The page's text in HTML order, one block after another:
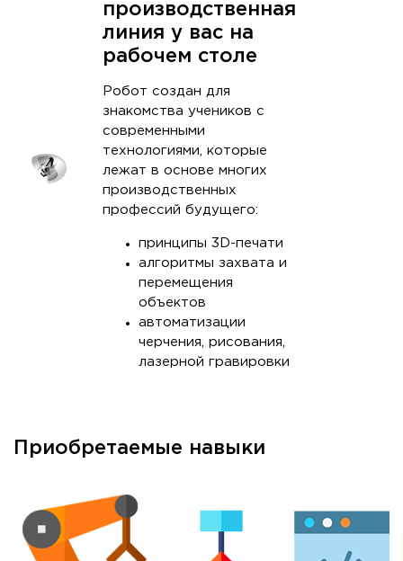
производственная
линия у вас на
рабочем столе
Робот создан для
знакомства учеников с
современными
технологиями, которые
лежат в основе многих
производственных
профессий будущего:
принципы 3D-печати
алгоритмы захвата и
перемещения
объектов
автоматизации
черчения, рисования,
лазерной гравировки
Приобретаемые навыки